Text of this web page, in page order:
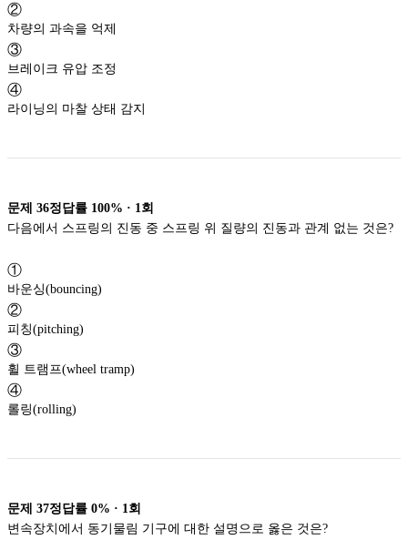
②
차량의 과속을 억제
③
브레이크 유압 조정
④
라이닝의 마찰 상태 감지
문제 36정답률 100% · 1 회
다음에서 스프링의 진동 중 스프링 위 질량의 진동과 관계 없는 것은?
①
바운싱(bouncing)
②
피칭(pitching)
③
휠 트램프(wheel tramp)
④
롤링(rolling)
문제 37정답률 0% · 1 회